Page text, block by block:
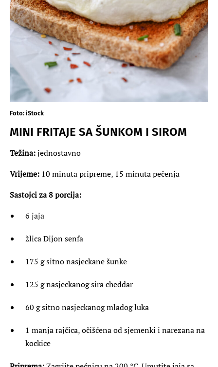
Foto: iStock
MINI FRITAJE SA ŠUNKOM I SIROM
Težina:jednostavno
Vrijeme: 10 minuta pripreme, 15 minuta pečenja
Sastojci za 8 porcija:
6 jaja
žlica Dijon senfa
175 g sitno nasjeckane šunke
125 g nasjeckanog sira cheddar
60 g sitno nasjeckanog mladog luka
1 manja rajčica, očišćena od sjemenki i narezana na
kockice